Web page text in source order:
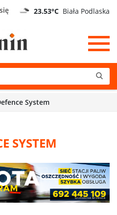
23.53°C Biała Podlaska
System
SYSTEM